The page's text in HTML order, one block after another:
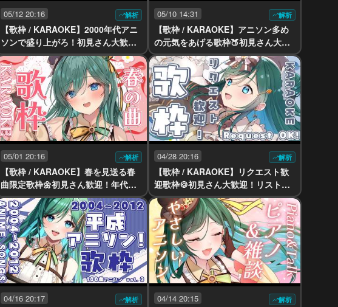
05/12 20:16 解析
【歌枠 / KARAOKE】2000年代アニ
ソンで盛り上がろ！初見さん大歓
迎！甘く透き通った声でお届けしま
す🍑【 #もかん #vtuber #vsinger】
05/10 14:31 解析
【歌枠 / KARAOKE】アニソン多め
の元気をあげる歌枠🍑初見さん大歓
迎！【 #もかん #vtuber #vsinger】
05/01 20:16 解析
【歌枠 / KARAOKE】春を見送る春
曲限定歌枠🌼初見さん歓迎！年代広
めのアニソン・J-POP中心！【 #も
かん #vtuber #vsinger】
04/28 20:16 解析
【歌枠 / KARAOKE】リクエスト歓
迎歌枠🍪初見さん大歓迎！リストは
概要欄に！【 #もかん #vtuber #vsi
nger】
04/16 20:17 解析 04/14 20:15 解析